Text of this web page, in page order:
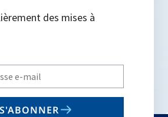
des mises à
S'ABONNER